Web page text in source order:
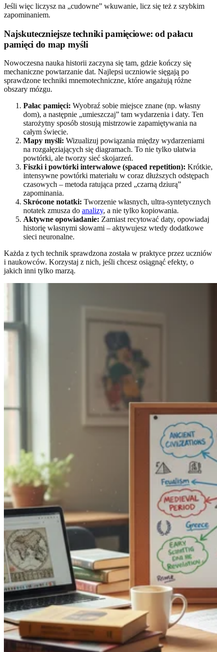
Jeśli więc liczysz na „cudowne” wkuwanie, licz się też z szybkim
zapominaniem.
Najskuteczniejsze techniki pamięciowe: od pałacu
pamięci do map myśli
Nowoczesna nauka historii zaczyna się tam, gdzie kończy się
mechaniczne powtarzanie dat. Najlepsi uczniowie sięgają po
sprawdzone techniki mnemotechniczne, które angażują różne
obszary mózgu.
Pałac pamięci: Wyobraź sobie miejsce znane (np. własny
dom), a następnie „umieszczaj” tam wydarzenia i daty. Ten
starożytny sposób stosują mistrzowie zapamiętywania na
całym świecie.
Mapy myśli: Wizualizuj powiązania między wydarzeniami
na rozgałęziających się diagramach. To nie tylko ułatwia
powtórki, ale tworzy sieć skojarzeń.
Fiszki i powtórki interwałowe (spaced repetition): Krótkie,
intensywne powtórki materiału w coraz dłuższych odstępach
czasowych – metoda ratująca przed „czarną dziurą”
zapominania.
Skrócone notatki: Tworzenie własnych, ultra-syntetycznych
notatek zmusza do analizy, a nie tylko kopiowania.
Aktywne opowiadanie: Zamiast recytować daty, opowiadaj
historię własnymi słowami – aktywujesz wtedy dodatkowe
sieci neuronalne.
Każda z tych technik sprawdzona została w praktyce przez uczniów
i naukowców. Korzystaj z nich, jeśli chcesz osiągnąć efekty, o
jakich inni tylko marzą.